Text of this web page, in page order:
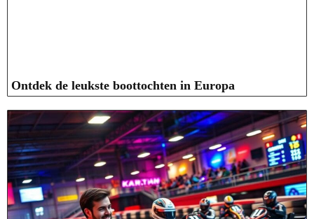
Ontdek de leukste boottochten in Europa